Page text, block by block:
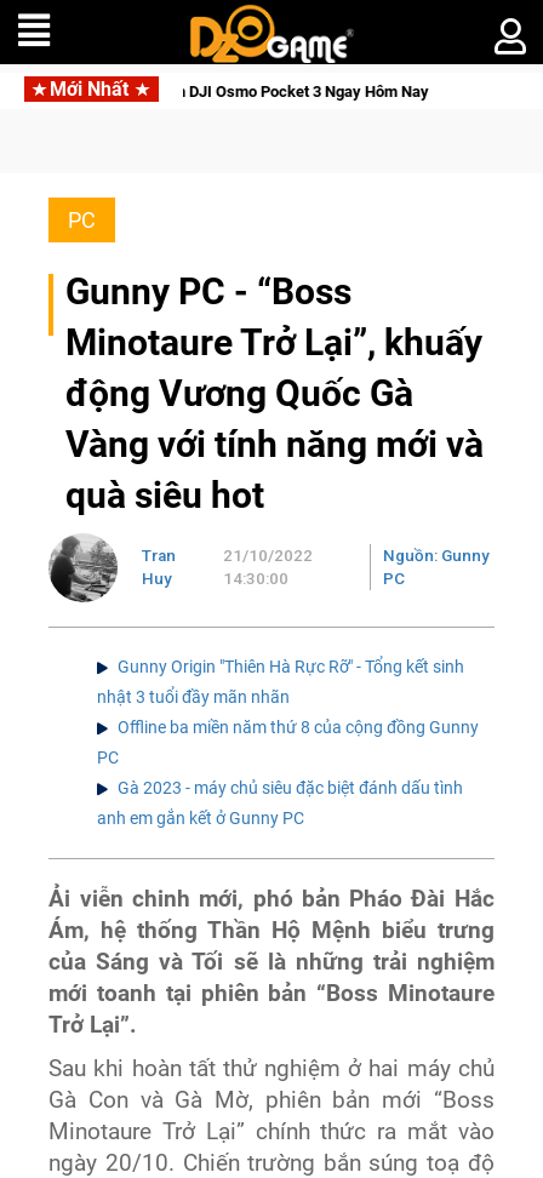
Mới Nhất
Săn DJI Osmo Pocket 3 Ngay Hôm Nay Lineage W –
PC
Gunny PC - “Boss
Minotaure Trở Lại”, khuấy
động Vương Quốc Gà
Vàng với tính năng mới và
quà siêu hot
Tran
Huy
21/10/2022
14:30:00
Nguồn: Gunny
PC
Gunny Origin "Thiên Hà Rực Rỡ" - Tổng kết sinh
nhật 3 tuổi đầy mãn nhãn
Offline ba miền năm thứ 8 của cộng đồng Gunny
PC
Gà 2023 - máy chủ siêu đặc biệt đánh dấu tình
anh em gắn kết ở Gunny PC
Ải viễn chinh mới, phó bản Pháo Đài Hắc
Ám, hệ thống Thần Hộ Mệnh biểu trưng
của Sáng và Tối sẽ là những trải nghiệm
mới toanh tại phiên bản “Boss Minotaure
Trở Lại”.
Sau khi hoàn tất thử nghiệm ở hai máy chủ
Gà Con và Gà Mờ, phiên bản mới “Boss
Minotaure Trở Lại” chính thức ra mắt vào
ngày 20/10. Chiến trường bắn súng toạ độ